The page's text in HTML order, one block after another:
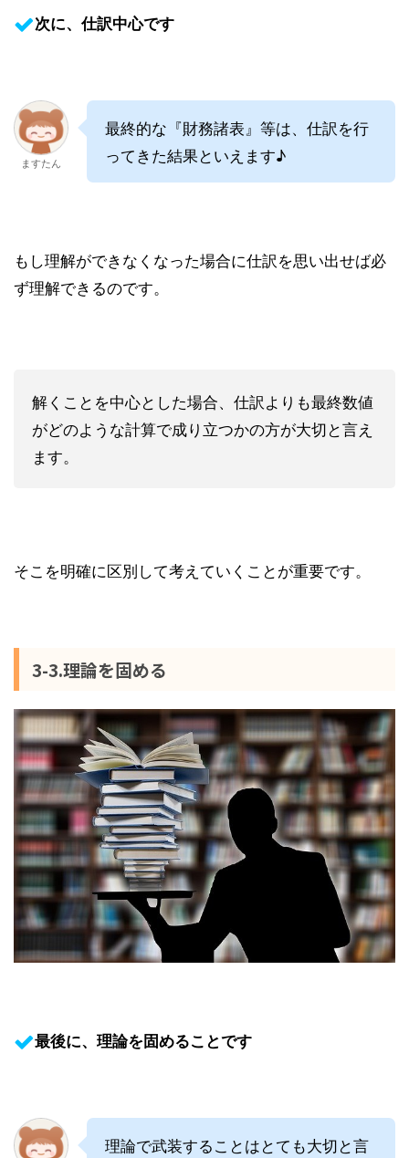
次に、仕訳中心です
ますたん
最終的な『財務諸表』等は、仕訳を行
ってきた結果といえます♪
もし理解ができなくなった場合に仕訳を思い出せば必
ず理解できるのです。
解くことを中心とした場合、仕訳よりも最終数値
がどのような計算で成り立つかの方が大切と言え
ます。
そこを明確に区別して考えていくことが重要です。
3-3.理論を固める
最後に、理論を固めることです
理論で武装することはとても大切と言